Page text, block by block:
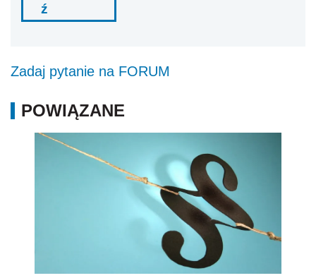
ź
Zadaj pytanie na FORUM
POWIĄZANE